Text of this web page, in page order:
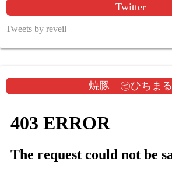
Twitter
Tweets by reveil
焼豚 ㊆ひちまる